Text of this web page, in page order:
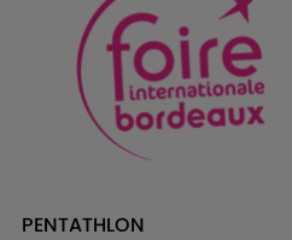
PENTATHLON